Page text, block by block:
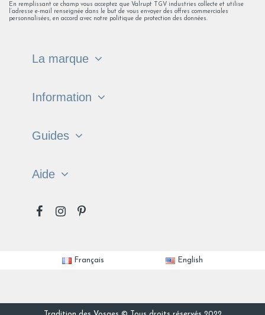
En remplissant ce champ vous acceptez que Valrupt TGV industries collecte et utilise
l’adresse e-mail renseignée dans le but de vous envoyer des offres commerciales
personnalisées, en accord avec notre politique de protection des données.
La marque
Information
Guides
Aide
Français English